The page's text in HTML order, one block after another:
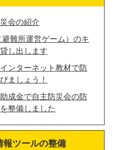
会の紹介
避難所運営ゲーム）のキ
し出します
ンターネット教材で防
ましょう！
成金で自主防災会の防
整備しました
報ツールの整備